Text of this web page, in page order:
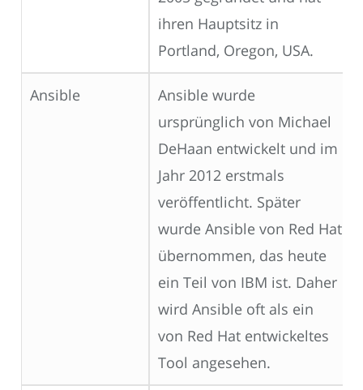
ihren Hauptsitz in
Portland, Oregon, USA.
Ansible
Ansible wurde
ursprünglich von Michael
DeHaan entwickelt und im
Jahr 2012 erstmals
veröffentlicht. Später
wurde Ansible von Red Hat
übernommen, das heute
ein Teil von IBM ist. Daher
wird Ansible oft als ein
von Red Hat entwickeltes
Tool angesehen.